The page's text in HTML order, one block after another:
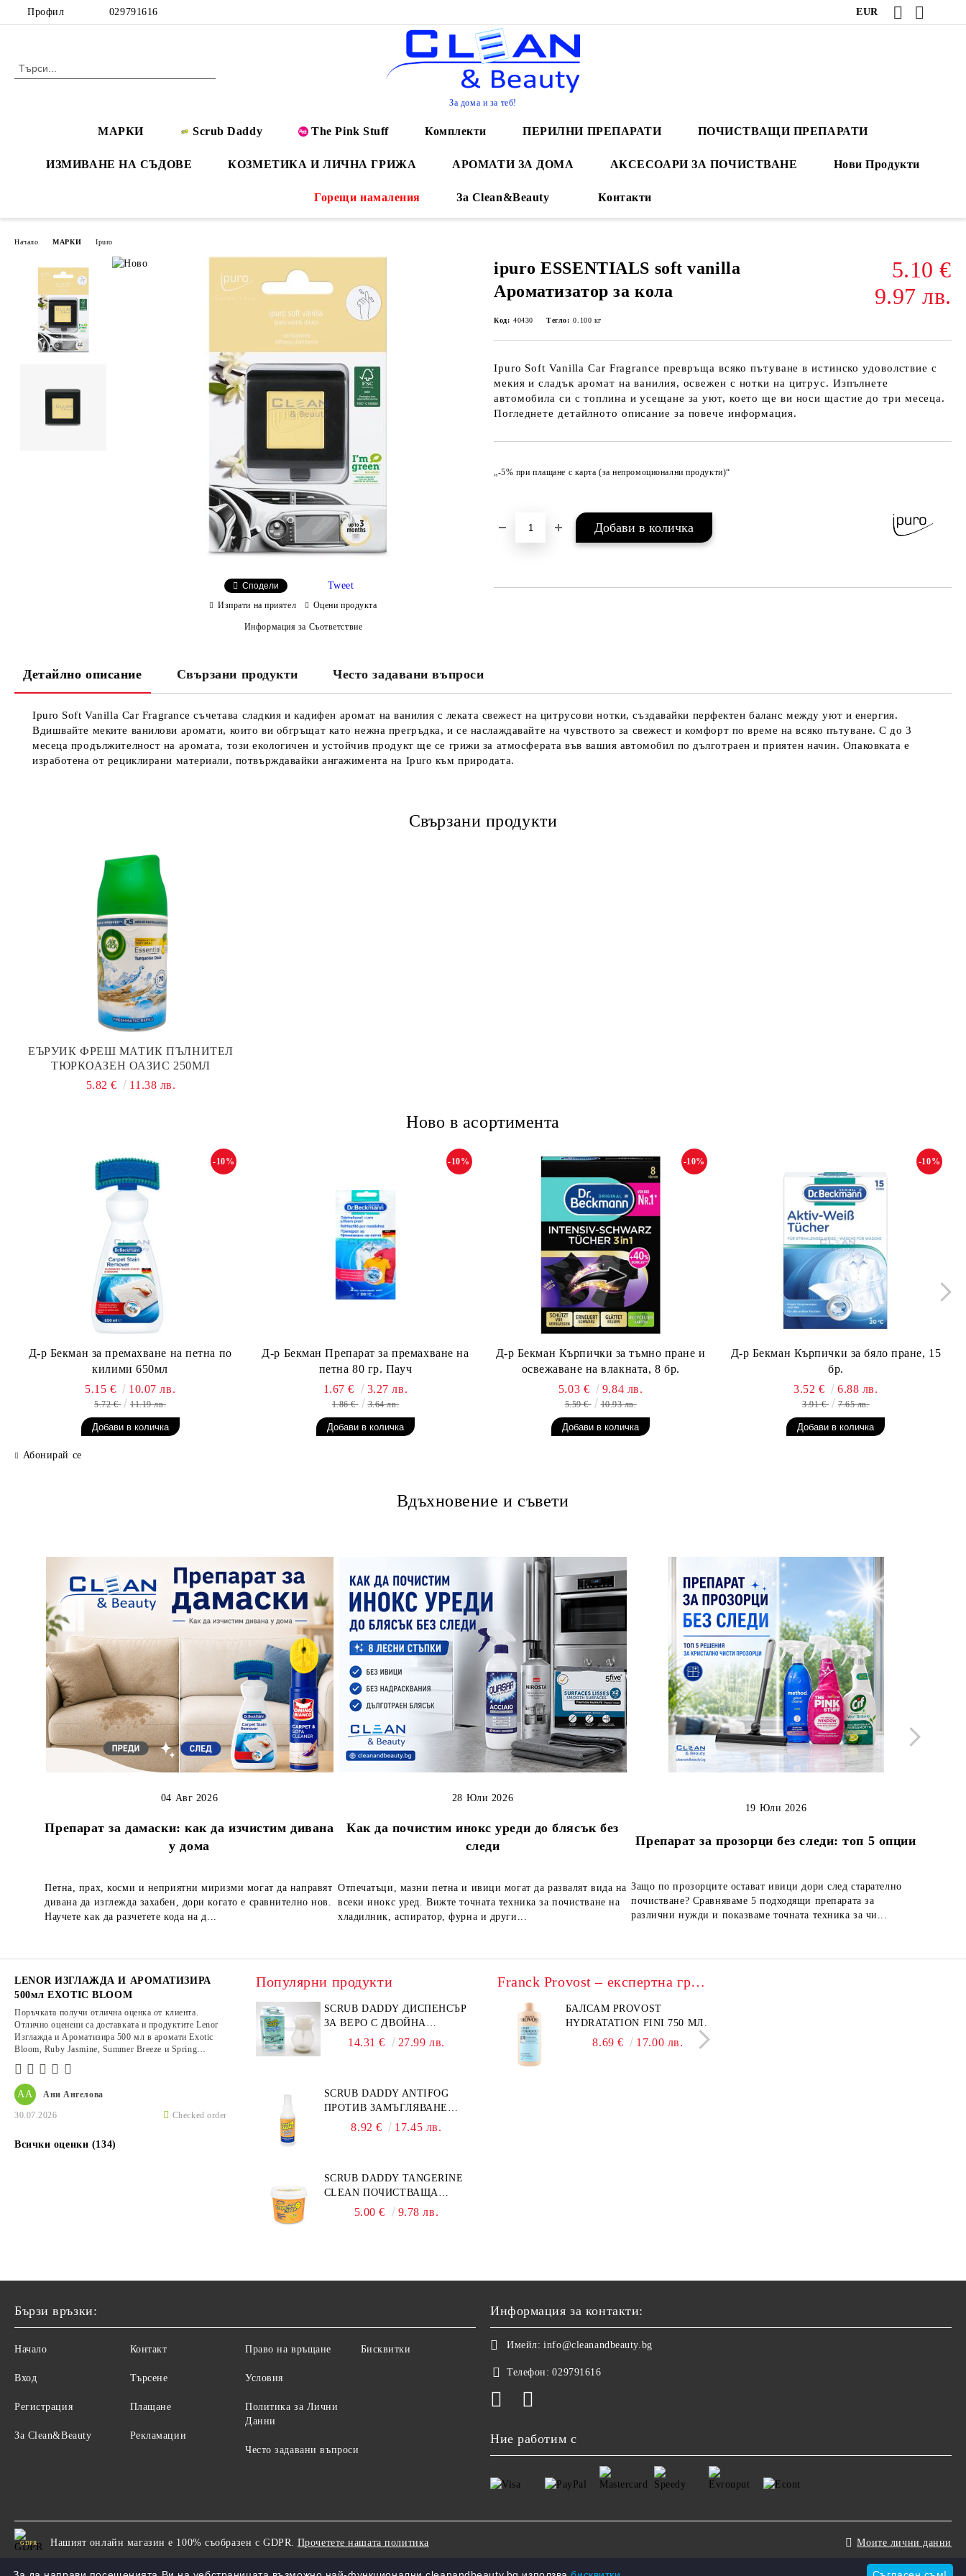
Профил 029791616 EUR
За дома и за теб!
МАРКИ Scrub Daddy The Pink Stuff Комплекти ПЕРИЛНИ ПРЕПАРАТИ ПОЧИСТВАЩИ ПРЕПАРАТИ
ИЗМИВАНЕ НА СЪДОВЕ КОЗМЕТИКА И ЛИЧНА ГРИЖА АРОМАТИ ЗА ДОМА АКСЕСОАРИ ЗА ПОЧИСТВАНЕ Нови Продукти
Горещи намаления За Clean&Beauty Контакти
Начало МАРКИ Ipuro
ipuro ESSENTIALS soft vanilla
Ароматизатор за кола
5.10 €
9.97 лв.
Код: 40430 Тегло: 0.100 кг
Ipuro Soft Vanilla Car Fragrance превръща всяко пътуване в истинско удоволствие с
мекия и сладък аромат на ванилия, освежен с нотки на цитрус. Изпълнете
автомобила си с топлина и усещане за уют, което ще ви носи щастие до три месеца.
Погледнете детайлното описание за повече информация.
„-5% при плащане с карта (за непромоционални продукти)“
Сподели Tweet
Изпрати на приятел Оцени продукта
Информация за Съответствие
Детайлно описание Свързани продукти Често задавани въпроси
Ipuro Soft Vanilla Car Fragrance съчетава сладкия и кадифен аромат на ванилия с леката свежест на цитрусови нотки, създавайки перфектен баланс между уют и енергия.
Вдишвайте меките ванилови аромати, които ви обгръщат като нежна прегръдка, и се наслаждавайте на чувството за свежест и комфорт по време на всяко пътуване. С до 3
месеца продължителност на аромата, този екологичен и устойчив продукт ще се грижи за атмосферата във вашия автомобил по дълготраен и приятен начин. Опаковката е
изработена от рециклирани материали, потвърждавайки ангажимента на Ipuro към природата.
Свързани продукти
ЕЪРУИК ФРЕШ МАТИК ПЪЛНИТЕЛ
ТЮРКОАЗЕН ОАЗИС 250МЛ
5.82 €
11.38 лв.
Ново в асортимента
Д-р Бекман за премахване на петна по
килими 650мл
-10%
5.15 € 10.07 лв.
5.72 € 11.19 лв.
Д-р Бекман Препарат за премахване на
петна 80 гр. Пауч
-10%
1.67 € 3.27 лв.
1.86 € 3.64 лв.
Д-р Бекман Кърпички за тъмно пране и
освежаване на влакната, 8 бр.
-10%
5.03 € 9.84 лв.
5.59 € 10.93 лв.
Д-р Бекман Кърпички за бяло пране, 15
бр.
-10%
3.52 € 6.88 лв.
3.91 € 7.65 лв.
Абонирай се
Вдъхновение и съвети
Препарат за дамаски: как да изчистим дивана
у дома
04 Авг 2026
Петна, прах, косми и неприятни миризми могат да направят
дивана да изглежда захабен, дори когато е сравнително нов.
Научете как да разчетете кода на д...
Как да почистим инокс уреди до блясък без
следи
28 Юли 2026
Отпечатъци, мазни петна и ивици могат да развалят вида на
всеки инокс уред. Вижте точната техника за почистване на
хладилник, аспиратор, фурна и други...
Препарат за прозорци без следи: топ 5 опции
19 Юли 2026
Защо по прозорците остават ивици дори след старателно
почистване? Сравняваме 5 подходящи препарата за
различни нужди и показваме точната техника за чи...
АА Ани Ангелова
30.07.2026 Checked order
LENOR ИЗГЛАЖДА И АРОМАТИЗИРА
500мл EXOTIC BLOOM
Поръчката получи отлична оценка от клиента.
Отлично оценени са доставката и продуктите Lenor
Изглажда и Ароматизира 500 мл в аромати Exotic
Bloom, Ruby Jasmine, Summer Breeze и Spring
Всички оценки (134)
Популярни продукти
SCRUB DADDY ДИСПЕНСЪР
ЗА ВЕРО С ДВОЙНА
ФУНКЦИЯ
14.31 € 27.99 лв.
SCRUB DADDY ANTIFOG
ПРОТИВ ЗАМЪГЛЯВАНЕ
50МЛ8.92 € 17.45 лв.
SCRUB DADDY TANGERINE
CLEAN ПОЧИСТВАЩА
ПАСТА 500ГР
5.00 € 9.78 лв.
Franck Provost – експертна грижа
БАЛСАМ PROVOST
HYDRATATION FINI 750 МЛ.
8.69 € 17.00 лв.
Бързи връзки:
Начало
Вход
Регистрация
За Clean&Beauty
Контакт
Търсене
Плащане
Рекламации
Право на връщане
Условия
Политика за Лични
Данни
Често задавани въпроси
Бисквитки
Информация за контакти:
Имейл: info@cleanandbeauty.bg
Телефон: 029791616
Ние работим с
GDPR Нашият онлайн магазин е 100% съобразен с GDPR. Прочетете нашата политика Моите лични данни